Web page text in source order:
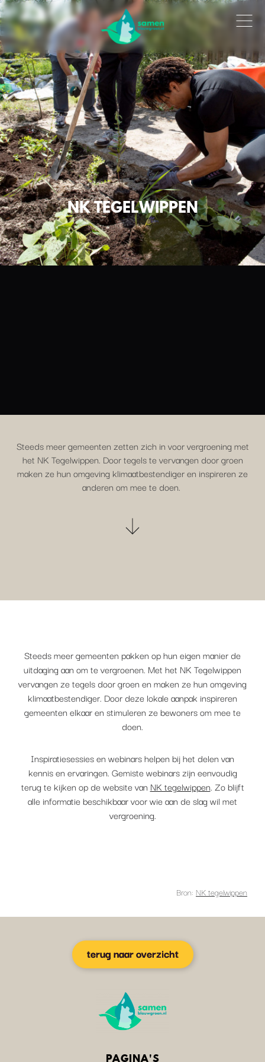
NK TEGELWIPPEN
Steeds meer gemeenten zetten zich in voor vergroening met
het NK Tegelwippen. Door tegels te vervangen door groen
maken ze hun omgeving klimaatbestendiger en inspireren ze
anderen om mee te doen.
Steeds meer gemeenten pakken op hun eigen manier de
uitdaging aan om te vergroenen. Met het NK Tegelwippen
vervangen ze tegels door groen en maken ze hun omgeving
klimaatbestendiger. Door deze lokale aanpak inspireren
gemeenten elkaar en stimuleren ze bewoners om mee te
doen.
Inspiratiesessies en webinars helpen bij het delen van
kennis en ervaringen. Gemiste webinars zijn eenvoudig
terug te kijken op de website van NK tegelwippen. Zo blijft
alle informatie beschikbaar voor wie aan de slag wil met
vergroening.
Bron: NK tegelwippen
terug naar overzicht
PAGINA'S